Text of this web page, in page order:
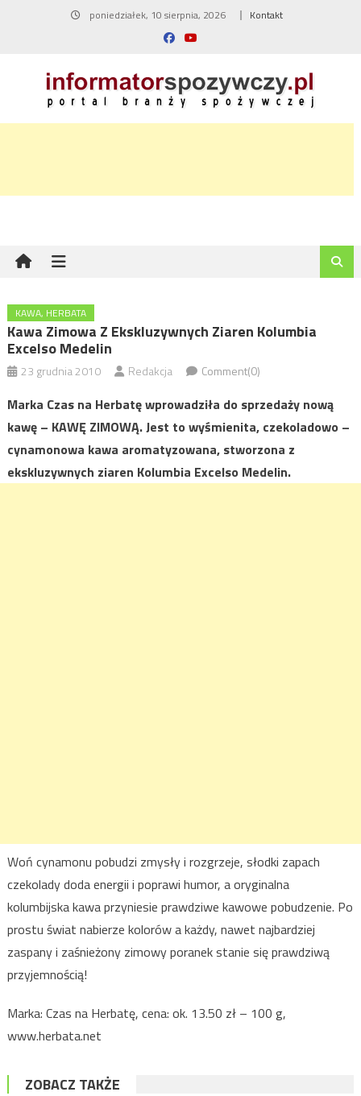
poniedziałek, 10 sierpnia, 2026 Kontakt
KAWA, HERBATA
Kawa Zimowa Z Ekskluzywnych Ziaren Kolumbia
Excelso Medelin
23 grudnia 2010 Redakcja Comment(0)
Marka Czas na Herbatę wprowadziła do sprzedaży nową
kawę – KAWĘ ZIMOWĄ. Jest to wyśmienita, czekoladowo –
cynamonowa kawa aromatyzowana, stworzona z
ekskluzywnych ziaren Kolumbia Excelso Medelin.
Woń cynamonu pobudzi zmysły i rozgrzeje, słodki zapach
czekolady doda energii i poprawi humor, a oryginalna
kolumbijska kawa przyniesie prawdziwe kawowe pobudzenie. Po
prostu świat nabierze kolorów a każdy, nawet najbardziej
zaspany i zaśnieżony zimowy poranek stanie się prawdziwą
przyjemnością!
Marka: Czas na Herbatę, cena: ok. 13.50 zł – 100 g,
www.herbata.net
ZOBACZ TAKŻE